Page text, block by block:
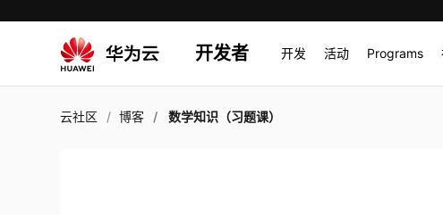
开发者 开发 活动 Programs
云社区 博客 数学知识（习题课）